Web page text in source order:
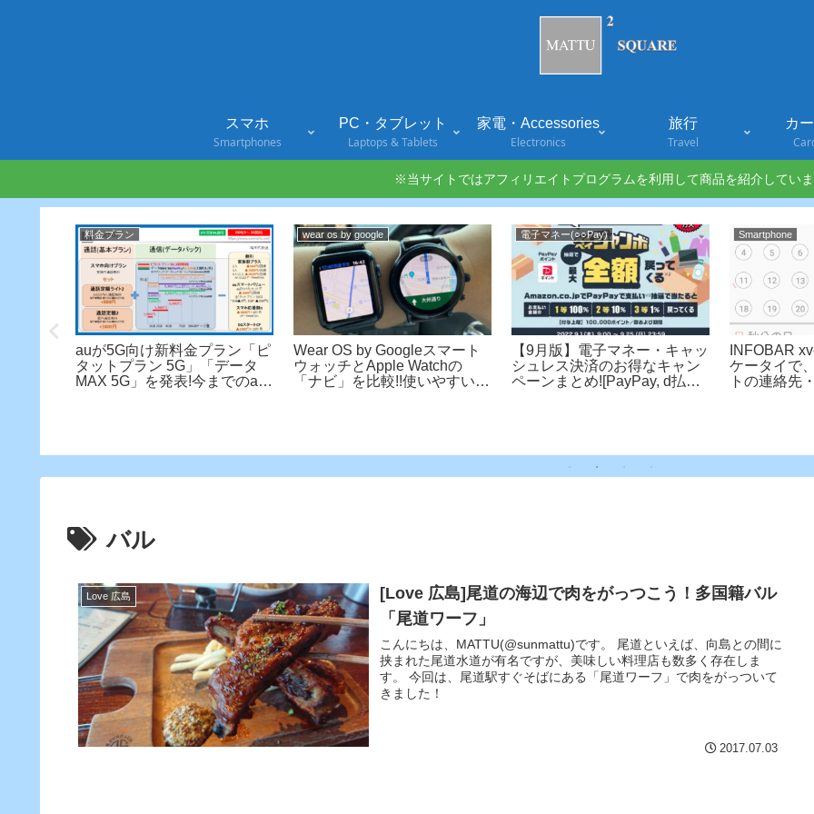
スマホ
Smartphones
PC・タブレット
Laptops & Tablets
家電・Accessories
Electronics
旅行
Travel
カ
※当サイトではアフィリエイトプログラムを利用して商品を紹介してい
料金プラン
auが5G向け新料金プラン「ピ
タットプラン 5G」「データ
MAX 5G」を発表!今までのau
wear os by google
Wear OS by Googleスマート
ウォッチとApple Watchの
「ナビ」を比較!!使いやすいの
電子マネー(○○Pay)
【9月版】電子マネー・キャッ
シュレス決済のお得なキャン
ペーンまとめ![PayPay, d払
Smartphone
INFOBAR
ケータイで
トの連絡先
バル
Love 広島
[Love 広島]尾道の海辺で肉をがっつこう！多国籍バル
「尾道ワーフ」
こんにちは、MATTU(@sunmattu)です。 尾道といえば、向島との間に
挟まれた尾道水道が有名ですが、美味しい料理店も数多く存在しま
す。 今回は、尾道駅すぐそばにある「尾道ワーフ」で肉をがっついて
きました！
2017.07.03